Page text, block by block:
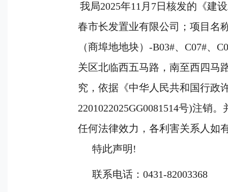
我局2025年11 月 7日核发的《建
春市长发置业有限公司
； 项目名
（商埠地地块） -B03#、 C07#、
关区北临西五马路，南至西四马
究，依据《中华人民共和国行政
2201022025GG0081514号)注销。
任何法律效力，各利害关系人如
特此声明 !
联系电话 ： 0431-82003368